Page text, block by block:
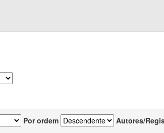
Por ordem Autores/